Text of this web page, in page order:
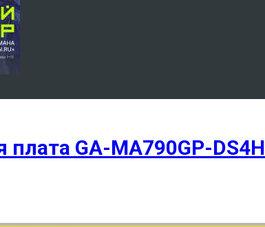
плата GA-MA790GP-DS4H